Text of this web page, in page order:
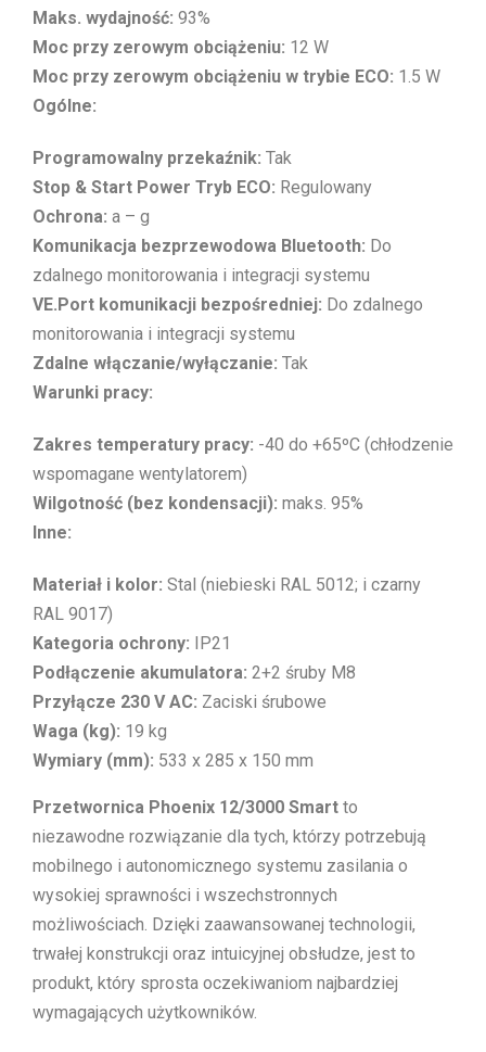
Maks. wydajność: 93%
Moc przy zerowym obciążeniu: 12 W
Moc przy zerowym obciążeniu w trybie ECO: 1.5 W
Ogólne:
Programowalny przekaźnik: Tak
Stop & Start Power Tryb ECO: Regulowany
Ochrona: a – g
Komunikacja bezprzewodowa Bluetooth: Do
zdalnego monitorowania i integracji systemu
VE.Port komunikacji bezpośredniej: Do zdalnego
monitorowania i integracji systemu
Zdalne włączanie/wyłączanie: Tak
Warunki pracy:
Zakres temperatury pracy: -40 do +65ºC (chłodzenie
wspomagane wentylatorem)
Wilgotność (bez kondensacji): maks. 95%
Inne:
Materiał i kolor: Stal (niebieski RAL 5012; i czarny
RAL 9017)
Kategoria ochrony: IP21
Podłączenie akumulatora: 2+2 śruby M8
Przyłącze 230 V AC: Zaciski śrubowe
Waga (kg): 19 kg
Wymiary (mm): 533 x 285 x 150 mm
Przetwornica Phoenix 12/3000 Smart to
niezawodne rozwiązanie dla tych, którzy potrzebują
mobilnego i autonomicznego systemu zasilania o
wysokiej sprawności i wszechstronnych
możliwościach. Dzięki zaawansowanej technologii,
trwałej konstrukcji oraz intuicyjnej obsłudze, jest to
produkt, który sprosta oczekiwaniom najbardziej
wymagających użytkowników.